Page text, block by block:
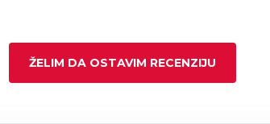
ŽELIM DA OSTAVIM RECENZIJU